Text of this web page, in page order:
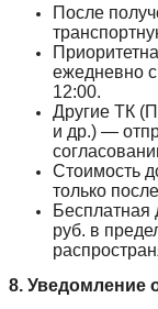
После
ежедневно с
12:00.
Другие ТК
и др.) —
Стоимость
только
Бесплатная
руб. в
8. Уведомление